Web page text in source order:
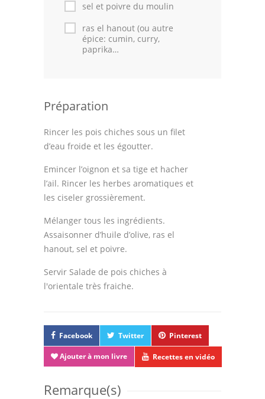
Astuces de cuisine
Leçons de cuisine
Forum
Thèmes
Espace Personnel
sel et poivre du moulin
ras el hanout (ou autre
épice: cumin, curry,
paprika…
Préparation
Rincer les pois chiches sous un filet
d’eau froide et les égoutter.
Emincer l’oignon et sa tige et hacher
l’ail. Rincer les herbes aromatiques et
les ciseler grossièrement.
Mélanger tous les ingrédients.
Assaisonner d’huile d’olive, ras el
hanout, sel et poivre.
Servir Salade de pois chiches à
l'orientale très fraiche.
Facebook Twitter Pinterest
Ajouter à mon livre Recettes en vidéo
Remarque(s)